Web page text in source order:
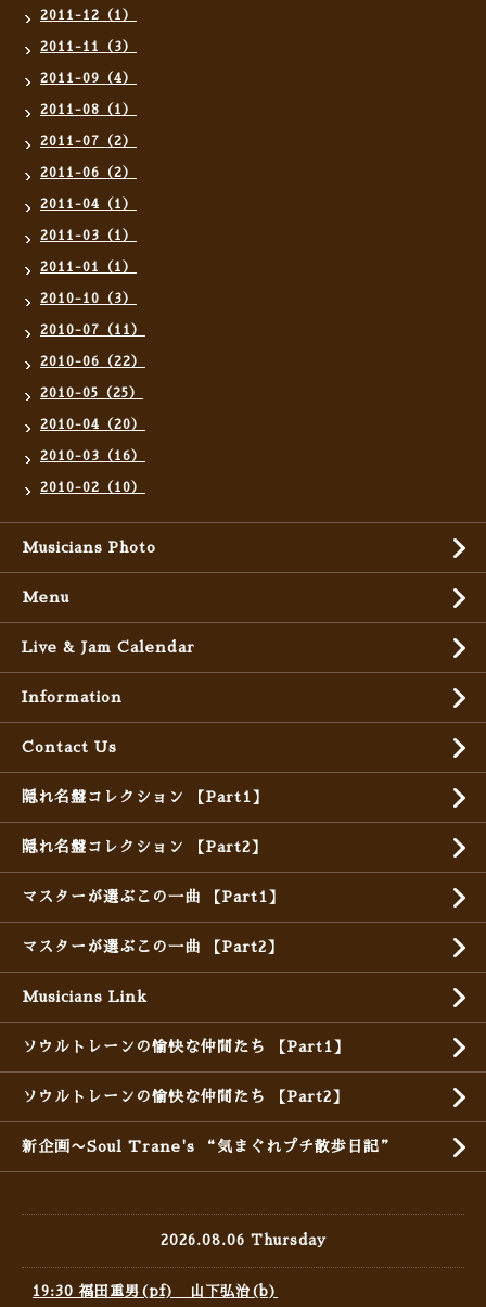
2011-12（1）
2011-11（3）
2011-09（4）
2011-08（1）
2011-07（2）
2011-06（2）
2011-04（1）
2011-03（1）
2011-01（1）
2010-10（3）
2010-07（11）
2010-06（22）
2010-05（25）
2010-04（20）
2010-03（16）
2010-02（10）
Musicians Photo
Menu
Live & Jam Calendar
Information
Contact Us
隠れ名盤コレクション 【Part1】
隠れ名盤コレクション 【Part2】
マスターが選ぶこの一曲 【Part1】
マスターが選ぶこの一曲 【Part2】
Musicians Link
ソウルトレーンの愉快な仲間たち 【Part1】
ソウルトレーンの愉快な仲間たち 【Part2】
新企画〜Soul Trane's “気まぐれプチ散歩日記”
2026.08.06 Thursday
19:30 福田重男(pf) 山下弘治(b)